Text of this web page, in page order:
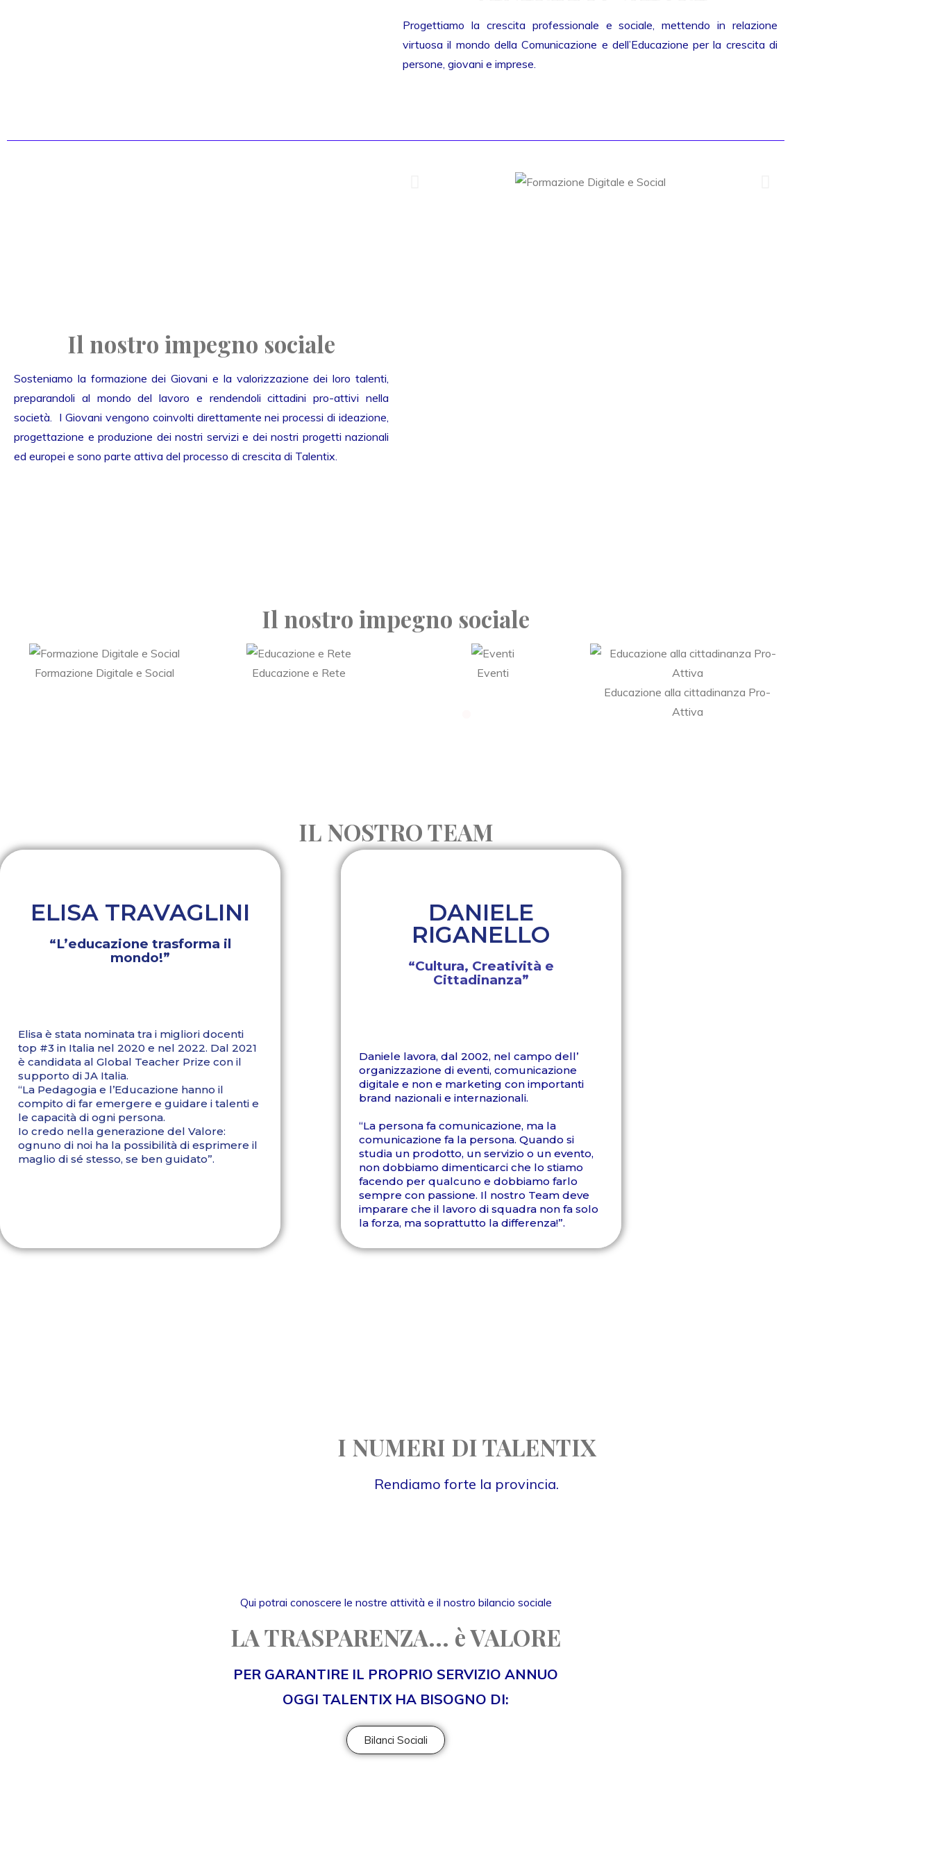
Progettiamo la crescita professionale e sociale, mettendo in relazione
virtuosa il mondo della Comunicazione e dell’Educazione per la crescita di
persone, giovani e imprese.
Il nostro impegno sociale
Sosteniamo la formazione dei Giovani e la valorizzazione dei loro talenti,
preparandoli al mondo del lavoro e rendendoli cittadini pro-attivi nella
società. I Giovani vengono coinvolti direttamente nei processi di ideazione,
progettazione e produzione dei nostri servizi e dei nostri progetti nazionali
ed europei e sono parte attiva del processo di crescita di Talentix.
Il nostro impegno sociale
Formazione Digitale e Social Educazione e Rete
Eventi
Educazione alla cittadinanza Pro-
Attiva
IL NOSTRO TEAM
ELISA TRAVAGLINI
“L’educazione trasforma il
mondo!”
Elisa è stata nominata tra i migliori docenti
top #3 in Italia nel 2020 e nel 2022. Dal 2021
è candidata al Global Teacher Prize con il
supporto di JA Italia.
“La Pedagogia e l’Educazione hanno il
compito di far emergere e guidare i talenti e
le capacità di ogni persona.
Io credo nella generazione del Valore:
ognuno di noi ha la possibilità di esprimere il
maglio di sé stesso, se ben guidato”.
DANIELE
RIGANELLO
“Cultura, Creatività e
Cittadinanza”
Daniele lavora, dal 2002, nel campo dell’
organizzazione di eventi, comunicazione
digitale e non e marketing con importanti
brand nazionali e internazionali.
“La persona fa comunicazione, ma la
comunicazione fa la persona. Quando si
studia un prodotto, un servizio o un evento,
non dobbiamo dimenticarci che lo stiamo
facendo per qualcuno e dobbiamo farlo
sempre con passione. Il nostro Team deve
imparare che il lavoro di squadra non fa solo
la forza, ma soprattutto la differenza!”.
I NUMERI DI TALENTIX
Rendiamo forte la provincia.
Qui potrai conoscere le nostre attività e il nostro bilancio sociale
LA TRASPARENZA... è VALORE
PER GARANTIRE IL PROPRIO SERVIZIO ANNUO
OGGI TALENTIX HA BISOGNO DI:
Bilanci Sociali